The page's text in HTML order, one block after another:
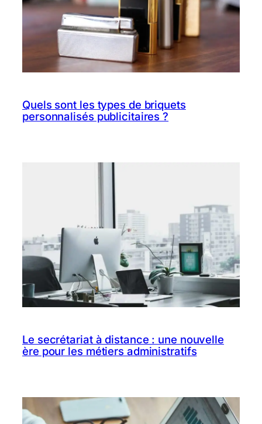
Quels sont les types de briquets
personnalisés publicitaires ?
Le secrétariat à distance : une nouvelle
ère pour les métiers administratifs